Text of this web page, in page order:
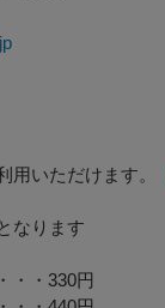
用いただけます。
なります
・・330円